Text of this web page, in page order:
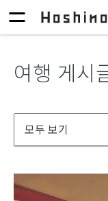
여행 게시
모두 보기